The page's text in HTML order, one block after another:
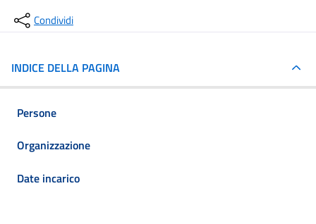
Condividi
INDICE DELLA PAGINA
Persone
Organizzazione
Date incarico